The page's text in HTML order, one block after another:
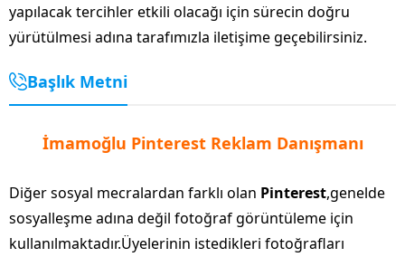
yapılacak tercihler etkili olacağı için sürecin doğru
yürütülmesi adına tarafımızla iletişime geçebilirsiniz.
Başlık Metni
İmamoğlu Pinterest Reklam Danışmanı
Diğer sosyal mecralardan farklı olan Pinterest,genelde
sosyalleşme adına değil fotoğraf görüntüleme için
kullanılmaktadır.Üyelerinin istedikleri fotoğrafları